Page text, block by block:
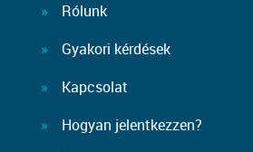
Rólunk
Gyakori kérdések
Kapcsolat
Hogyan jelentkezzen?